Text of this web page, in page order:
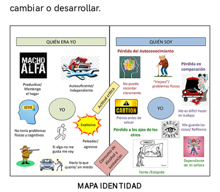
cambiar o desarrollar.
MAPA IDENTIDAD